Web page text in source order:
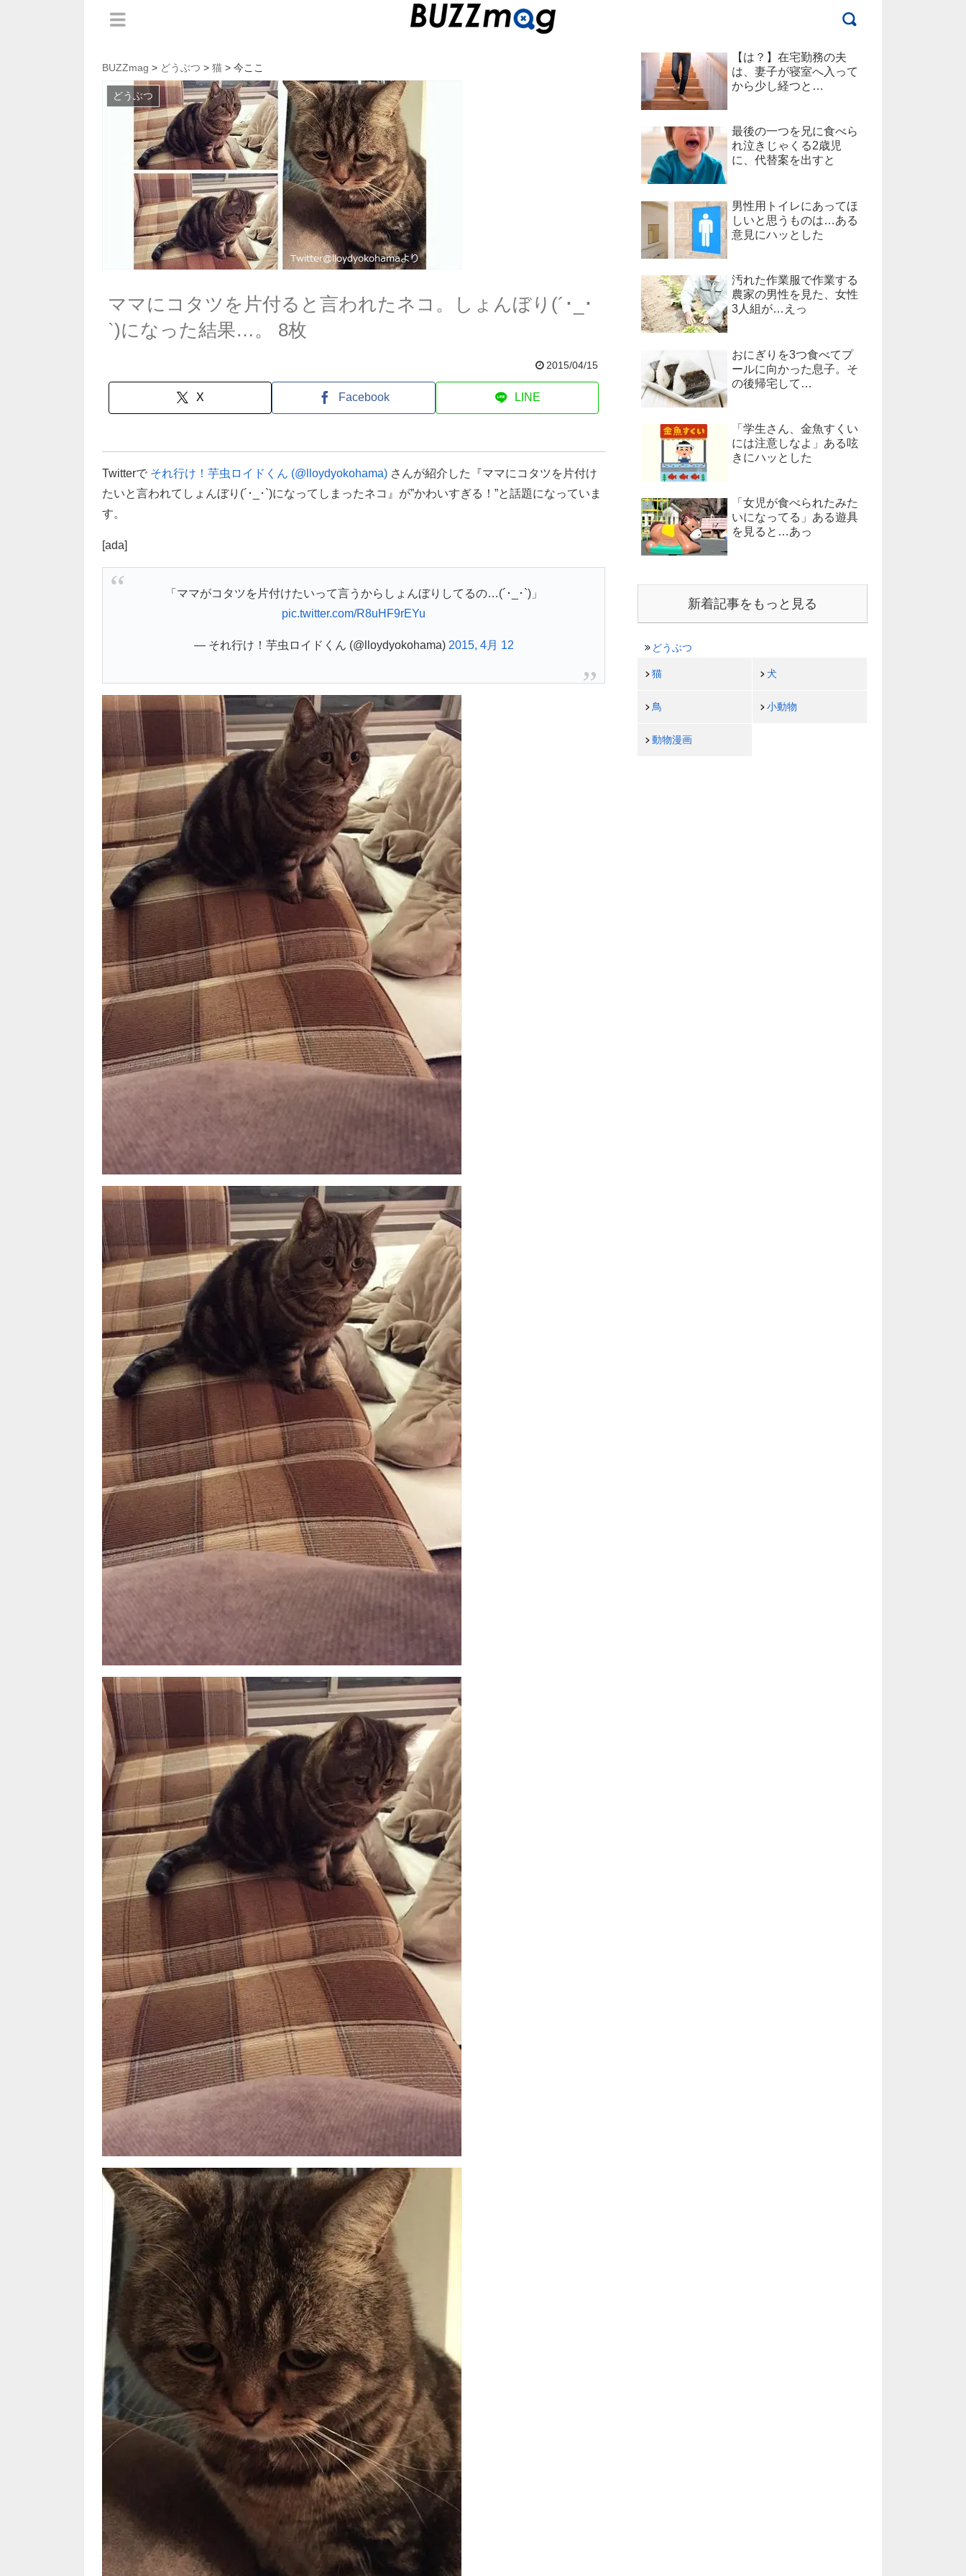
BUZZmag > どうぶつ > 猫 > 今ここ
どうぶつ
ママにコタツを片付ると言われたネコ。しょんぼり(´･_･
`)になった結果…。 8枚
2015/04/15
X Facebook LINE
Twitterで それ行け！芋虫ロイドくん (@lloydyokohama) さんが紹介した『ママにコタツを片付け
たいと言われてしょんぼり(´･_･`)になってしまったネコ』が”かわいすぎる！”と話題になっていま
す。
[ada]
「ママがコタツを片付けたいって言うからしょんぼりしてるの…(´･_･`)」
pic.twitter.com/R8uHF9rEYu
— それ行け！芋虫ロイドくん (@lloydyokohama) 2015, 4月 12
【は？】在宅勤務の夫
は、妻子が寝室へ入って
から少し経つと…
最後の一つを兄に食べら
れ泣きじゃくる2歳児
に、代替案を出すと
男性用トイレにあってほ
しいと思うものは…ある
意見にハッとした
汚れた作業服で作業する
農家の男性を見た、女性
3人組が…えっ
おにぎりを3つ食べてプ
ールに向かった息子。そ
の後帰宅して…
「学生さん、金魚すくい
には注意しなよ」ある呟
きにハッとした
「女児が食べられたみた
いになってる」ある遊具
を見ると…あっ
新着記事をもっと見る
どうぶつ
猫 犬
鳥 小動物
動物漫画